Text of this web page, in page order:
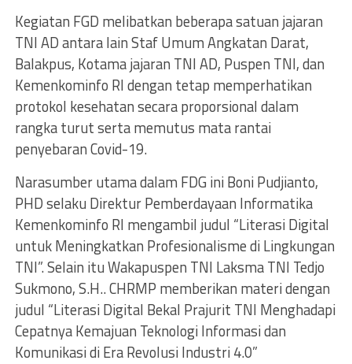
Kegiatan FGD melibatkan beberapa satuan jajaran
TNI AD antara lain Staf Umum Angkatan Darat,
Balakpus, Kotama jajaran TNI AD, Puspen TNI, dan
Kemenkominfo RI dengan tetap memperhatikan
protokol kesehatan secara proporsional dalam
rangka turut serta memutus mata rantai
penyebaran Covid-19.
Narasumber utama dalam FDG ini Boni Pudjianto,
PHD selaku Direktur Pemberdayaan Informatika
Kemenkominfo RI mengambil judul “Literasi Digital
untuk Meningkatkan Profesionalisme di Lingkungan
TNI”. Selain itu Wakapuspen TNI Laksma TNI Tedjo
Sukmono, S.H.. CHRMP memberikan materi dengan
judul “Literasi Digital Bekal Prajurit TNI Menghadapi
Cepatnya Kemajuan Teknologi Informasi dan
Komunikasi di Era Revolusi Industri 4.0”